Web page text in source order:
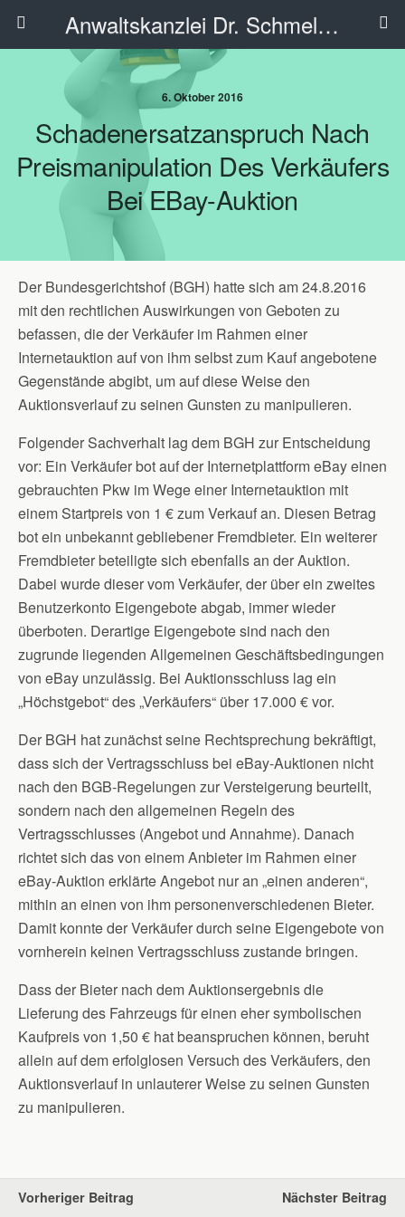
Anwaltskanzlei Dr. Schmelzer - Ahlen
6. Oktober 2016
Schadenersatzanspruch Nach
Preismanipulation Des Verkäufers
Bei EBay-Auktion
Der Bundesgerichtshof (BGH) hatte sich am 24.8.2016
mit den rechtlichen Auswirkungen von Geboten zu
befassen, die der Verkäufer im Rahmen einer
Internetauktion auf von ihm selbst zum Kauf angebotene
Gegenstände abgibt, um auf diese Weise den
Auktionsverlauf zu seinen Gunsten zu manipulieren.
Folgender Sachverhalt lag dem BGH zur Entscheidung
vor: Ein Verkäufer bot auf der Internetplattform eBay einen
gebrauchten Pkw im Wege einer Internetauktion mit
einem Startpreis von 1 € zum Verkauf an. Diesen Betrag
bot ein unbekannt gebliebener Fremdbieter. Ein weiterer
Fremdbieter beteiligte sich ebenfalls an der Auktion.
Dabei wurde dieser vom Verkäufer, der über ein zweites
Benutzerkonto Eigengebote abgab, immer wieder
überboten. Derartige Eigengebote sind nach den
zugrunde liegenden Allgemeinen Geschäftsbedingungen
von eBay unzulässig. Bei Auktionsschluss lag ein
„Höchstgebot“ des „Verkäufers“ über 17.000 € vor.
Der BGH hat zunächst seine Rechtsprechung bekräftigt,
dass sich der Vertragsschluss bei eBay-Auktionen nicht
nach den BGB-Regelungen zur Versteigerung beurteilt,
sondern nach den allgemeinen Regeln des
Vertragsschlusses (Angebot und Annahme). Danach
richtet sich das von einem Anbieter im Rahmen einer
eBay-Auktion erklärte Angebot nur an „einen anderen“,
mithin an einen von ihm personenverschiedenen Bieter.
Damit konnte der Verkäufer durch seine Eigengebote von
vornherein keinen Vertragsschluss zustande bringen.
Dass der Bieter nach dem Auktionsergebnis die
Lieferung des Fahrzeugs für einen eher symbolischen
Kaufpreis von 1,50 € hat beanspruchen können, beruht
allein auf dem erfolglosen Versuch des Verkäufers, den
Auktionsverlauf in unlauterer Weise zu seinen Gunsten
zu manipulieren.
Vorheriger Beitrag Nächster Beitrag